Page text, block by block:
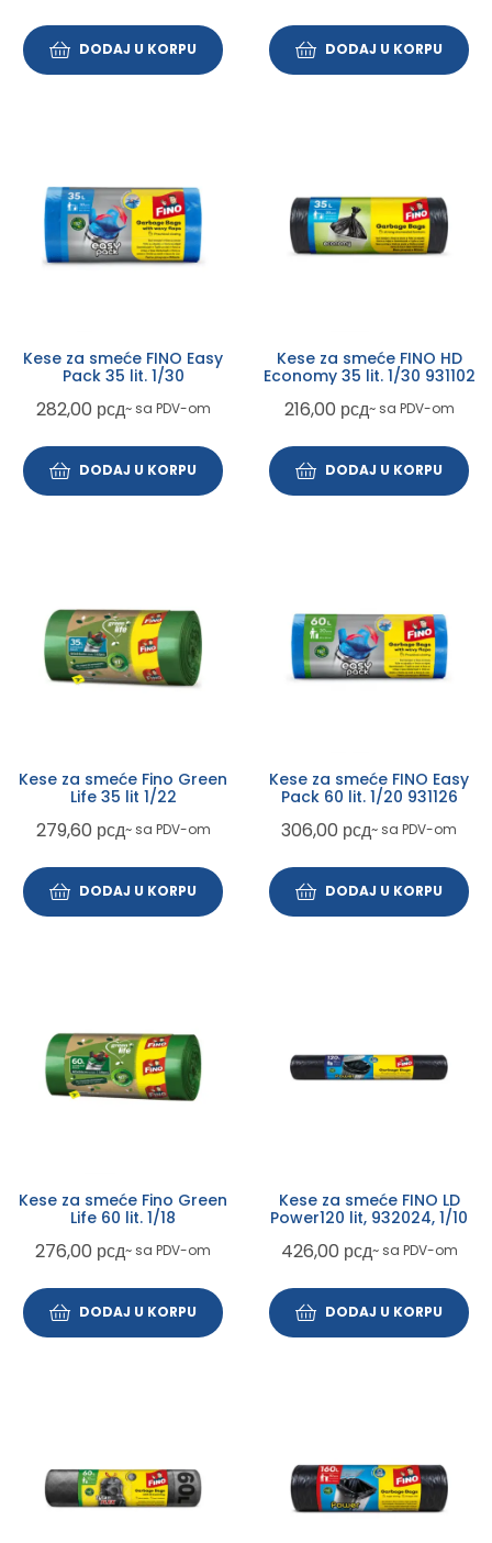
DODAJ U KORPU DODAJ U KORPU
Kese za smeće FINO Easy
Pack 35 lit. 1/30
282,00 рсд~ sa PDV-om
DODAJ U KORPU
Kese za smeće FINO HD
Economy 35 lit. 1/30 931102
216,00 рсд~ sa PDV-om
DODAJ U KORPU
Kese za smeće Fino Green
Life 35 lit 1/22
279,60 рсд~ sa PDV-om
DODAJ U KORPU
Kese za smeće FINO Easy
Pack 60 lit. 1/20 931126
306,00 рсд~ sa PDV-om
DODAJ U KORPU
Kese za smeće Fino Green
Life 60 lit. 1/18
276,00 рсд~ sa PDV-om
DODAJ U KORPU
Kese za smeće FINO LD
Power120 lit, 932024, 1/10
426,00 рсд~ sa PDV-om
DODAJ U KORPU